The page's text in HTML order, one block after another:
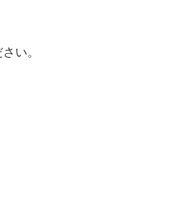
い。